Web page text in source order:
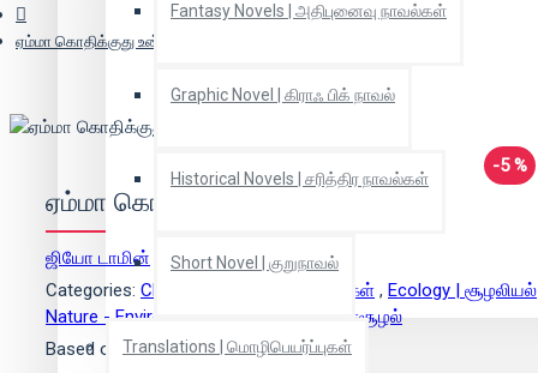
Fantasy Novels | அதிபுனைவு நாவல்கள்
Graphic Novel | கிராஃ பிக் நாவல்
Historical Novels | சரித்திர நாவல்கள்
Short Novel | குறுநாவல்
Translations | மொழிபெயர்ப்புகள்
ஏம்மா கொதிக்குது உன்னோட உடம்பு?
-5 %
ஏம்மா கொதிக்குது உன்னோட உடம்பு?
ஜியோ டாமின் (ஆசிரியர்)
Categories: Children Books| சிறார் நூல்கள் , Ecology | சூழலியல்
Nature - Environment | இயற்கை - சுற்றுச்சூழல்
Based on 0 reviews. - Write a review